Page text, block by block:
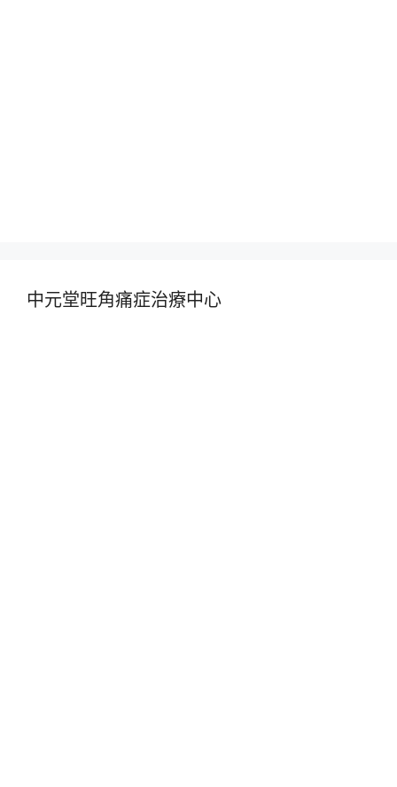
中元堂旺角痛症治療中心